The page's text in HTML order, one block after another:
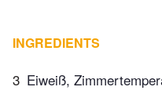
INGREDIENTS
3 Eiweiß,